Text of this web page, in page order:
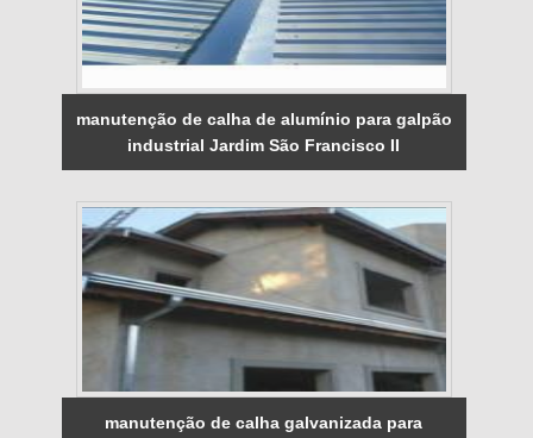
manutenção de calha de alumínio para galpão
industrial Jardim São Francisco II
manutenção de calha galvanizada para